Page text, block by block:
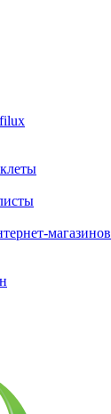
магазинов